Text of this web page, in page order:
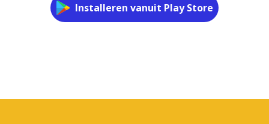
Installeren vanuit Play Store